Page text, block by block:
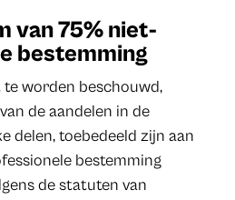
van 75% niet-
bestemming
worden beschouwd,
de aandelen in de
delen, toebedeeld zijn aan
bestemming
de statuten van